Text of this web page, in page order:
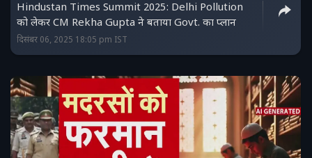
Hindustan Times Summit 2025: Delhi Pollution
को लेकर CM Rekha Gupta ने बताया Govt. का प्लान
दिसंबर 06, 2025 18:05 pm IST